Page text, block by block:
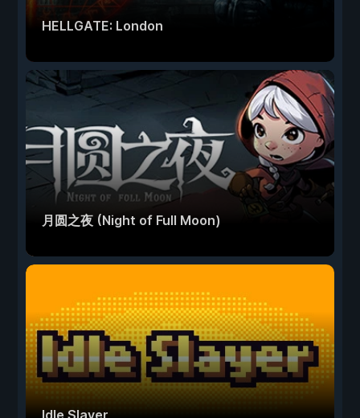
HELLGATE: London
月圆之夜 (Night of Full Moon)